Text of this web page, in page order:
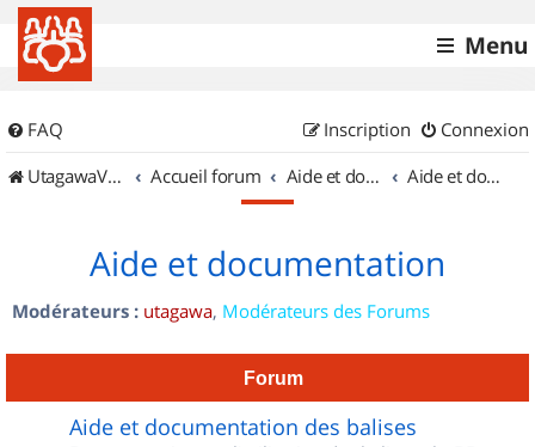
Menu
FAQ Connexion
Inscription
UtagawaVTT (Randos VTT et VTTAE avec traces GPS)
Accueil forum Aide et documentation Aide et documentation
Aide et documentation
Modérateurs : utagawa, Modérateurs des Forums
Forum
Aide et documentation des balises